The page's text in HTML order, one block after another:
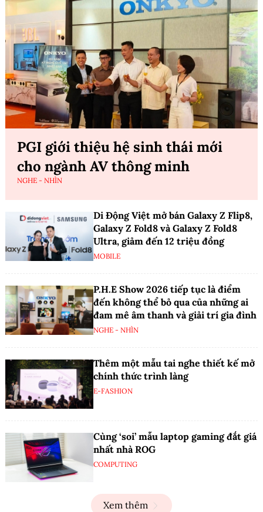
PGI giới thiệu hệ sinh thái mới
cho ngành AV thông minh
NGHE - NHÌN
Di Động Việt mở bán Galaxy Z Flip8,
Galaxy Z Fold8 và Galaxy Z Fold8
Ultra, giảm đến 12 triệu đồng
MOBILE
P.H.E Show 2026 tiếp tục là điểm
đến không thể bỏ qua của những ai
đam mê âm thanh và giải trí gia đình
NGHE - NHÌN
Thêm một mẫu tai nghe thiết kế mở
chính thức trình làng
E-FASHION
Cùng ‘soi’ mẫu laptop gaming đắt giá
nhất nhà ROG
COMPUTING
Xem thêm